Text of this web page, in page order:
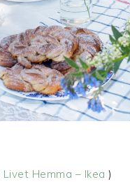
Livet Hemma – Ikea )